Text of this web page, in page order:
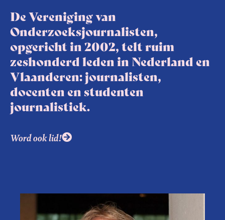
De Vereniging van
Onderzoeksjournalisten,
opgericht in 2002, telt ruim
zeshonderd leden in Nederland en
Vlaanderen: journalisten,
docenten en studenten
journalistiek.
Word ook lid!